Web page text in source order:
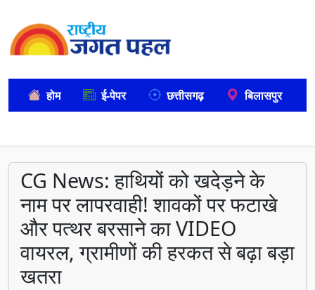
होम ई-पेपर छत्तीसगढ़ बिलासपुर
CG News: हाथियों को खदेड़ने के
नाम पर लापरवाही! शावकों पर फटाखे
और पत्थर बरसाने का VIDEO
वायरल, ग्रामीणों की हरकत से बढ़ा बड़ा
खतरा